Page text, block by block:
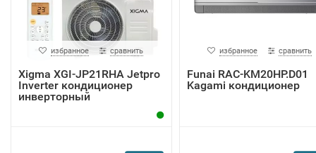
избранное сравнить
Xigma XGI-JP21RHA Jetpro
Inverter кондиционер
инверторный
избранное сравнить
Funai RAC-KM20HP.D01
Kagami кондиционер